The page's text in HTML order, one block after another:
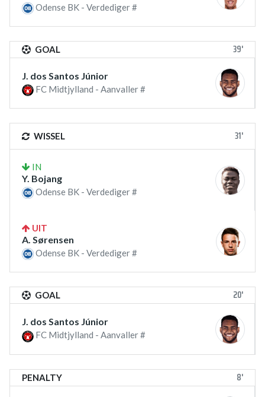
Odense BK - Verdediger #
GOAL 39'
J. dos Santos Júnior
FC Midtjylland - Aanvaller #
WISSEL 31'
IN
Y. Bojang
Odense BK - Verdediger #
UIT
A. Sørensen
Odense BK - Verdediger #
GOAL 20'
J. dos Santos Júnior
FC Midtjylland - Aanvaller #
PENALTY 8'